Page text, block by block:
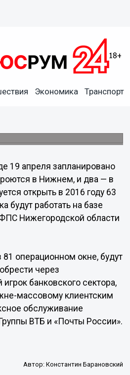
Экономика Транспорт
Почта
19 апреля запланировано
в Нижнем, и два — в
открыть в 2016 году 63
будут работать на базе
Нижегородской области
операционном окне, будут
через
банковского сектора,
массовому клиентским
обслуживание
ВТБ и «Почты России».
Автор: Константин Барановский